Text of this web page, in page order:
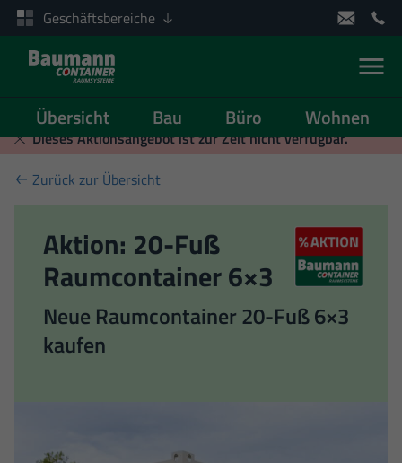
Zum Inhalt springen
Geschäftsbereiche
Übersicht Bau Büro Wohnen
Dieses Aktionsangebot ist zur Zeit nicht verfügbar.
Zurück zur Übersicht
Aktion: 20-Fuß
Raumcontainer 6×3
Neue Raumcontainer 20-Fuß 6×3
kaufen